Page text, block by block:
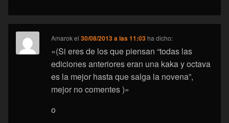
Amarokel30/08/2013 a las 11:03 ha dicho:
«(Si eres de los que piensan “todas las
ediciones anteriores eran una kaka y octava
es la mejor hasta que salga la novena”,
mejor no comentes )»
o